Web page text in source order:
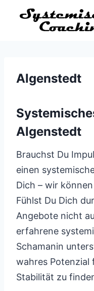
Inhalt
Algenstedt
Algenstedt
Brauchst Du
einen
Dich – wir
Fühlst Du Dich
Angebote nicht
erfahrene
Schamanin
wahres Potenzial
Stabilität zu